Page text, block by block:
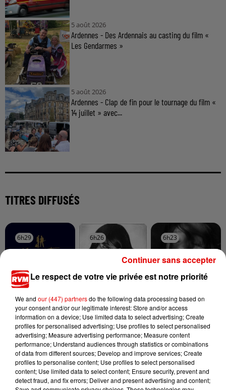
5 août 2026
Ardennes - Des Ardennais au casting du film «
Les Gendarmes »
5 août 2026
Ardennes - Clap de fin pour le tournage du film «
14 juillet » avec...
TITRES DIFFUSÉS
6h29
6h29
MODERN TALKING
You're My Heart,
You're My Soul
6h26
6h26
AMBRE
J'me Demande
6h23
6h23
ARIANA GRANDE
Hate That I Made
You Love Me
Le respect de votre vie privée est notre priorité
We and our (447) partnersdo the following data processing based on
your consent and/or our legitimate interest: Store and/or access
information on a device; Use limited data to select advertising; Create
profiles for personalised advertising; Use profiles to select personalised
advertising; Measure advertising performance; Measure content
performance; Understand audiences through statistics or combinations
of data from different sources; Develop and improve services; Create
profiles to personalise content; Use profiles to select personalised
content; Use limited data to select content; Ensure security, prevent and
detect fraud, and fix errors; Deliver and present advertising and content;
Continuer sans accepter